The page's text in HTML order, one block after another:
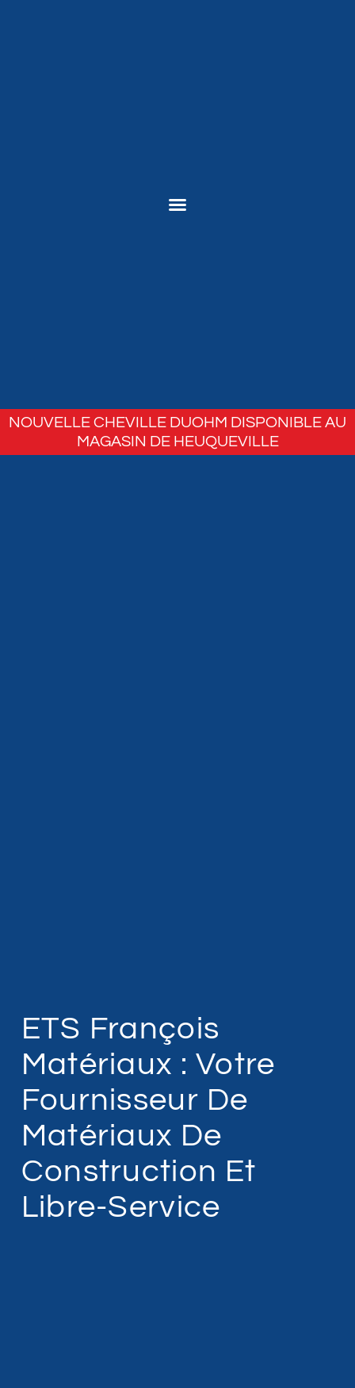
NOUVELLE CHEVILLE DUOHM DISPONIBLE AU
MAGASIN DE HEUQUEVILLE
ETS François
Matériaux : Votre
Fournisseur De
Matériaux De
Construction Et
Libre-Service